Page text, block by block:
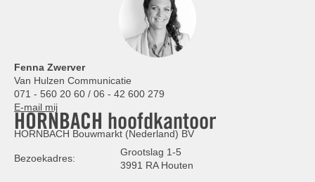
Fenna Zwerver
Van Hulzen Communicatie
071 - 560 20 60 / 06 - 42 600 279
E-mail mij
HORNBACH hoofdkantoor
HORNBACH Bouwmarkt (Nederland) BV
Bezoekadres:
Grootslag 1-5
3991 RA Houten